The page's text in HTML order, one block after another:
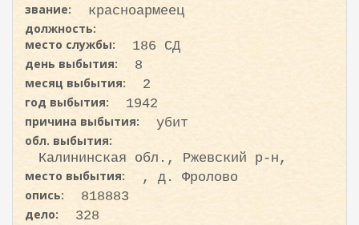
звание:
красноармеец
должность:
место службы:
186 СД
день выбытия:
8
месяц выбытия:
2
год выбытия:
1942
причина выбытия:
убит
обл. выбытия:
Калининская обл., Ржевский р-н,
место выбытия:
, д. Фролово
опись:
818883
дело:
328